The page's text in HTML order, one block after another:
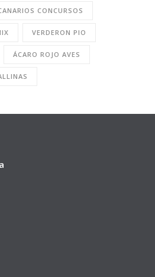
CONCURSOS
VERDERON PIO
ÁCARO ROJO AVES